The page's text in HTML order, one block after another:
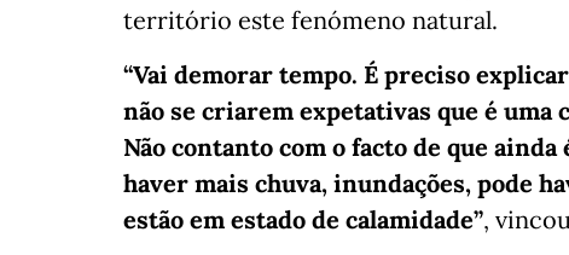
território este fenómeno natural.
“Vai demorar tempo. É preciso
não se criarem expetativas que é
Não contanto com o facto de que
haver mais chuva, inundações, pode
estão em estado de calamidade”,